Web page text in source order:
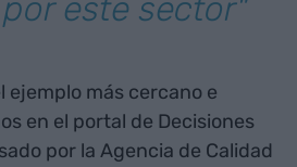
este sector"
ejemplo más cercano e
en el portal de Decisiones
por la Agencia de Calidad